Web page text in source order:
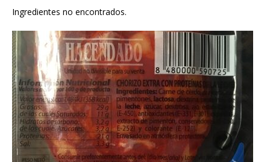
Ingredientes no encontrados.